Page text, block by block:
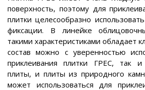
поверхность, поэтому для
плитки целесообразно
фиксации. В линейке
такими характеристиками обладает
состав можно с уверенностью
приклеивания плитки ГРЕС, так и
плиты, и плиты из природного
может использоваться для